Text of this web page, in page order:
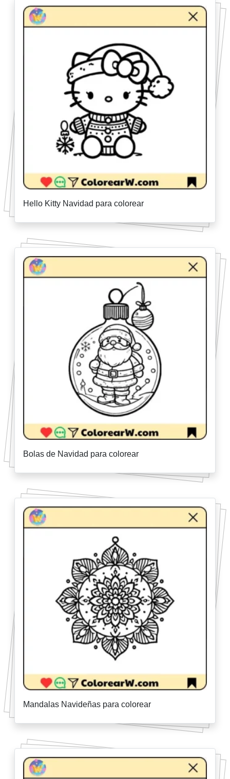
Hello Kitty Navidad para colorear
Bolas de Navidad para colorear
Mandalas Navideñas para colorear